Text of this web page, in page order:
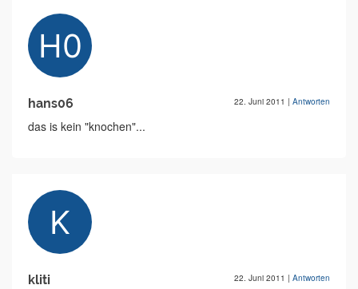
hans06 22. Juni 2011 | Antworten
das is kein "knochen"...
kliti 22. Juni 2011 | Antworten